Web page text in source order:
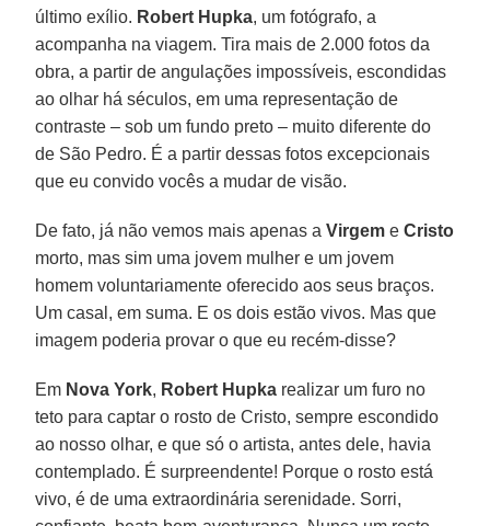
último exílio. Robert Hupka, um fotógrafo, a
acompanha na viagem. Tira mais de 2.000 fotos da
obra, a partir de angulações impossíveis, escondidas
ao olhar há séculos, em uma representação de
contraste – sob um fundo preto – muito diferente do
de São Pedro. É a partir dessas fotos excepcionais
que eu convido vocês a mudar de visão.
De fato, já não vemos mais apenas aVirgem eCristo
morto, mas sim uma jovem mulher e um jovem
homem voluntariamente oferecido aos seus braços.
Um casal, em suma. E os dois estão vivos. Mas que
imagem poderia provar o que eu recém-disse?
Em Nova York, Robert Hupka realizar um furo no
teto para captar o rosto de Cristo, sempre escondido
ao nosso olhar, e que só o artista, antes dele, havia
contemplado. É surpreendente! Porque o rosto está
vivo, é de uma extraordinária serenidade. Sorri,